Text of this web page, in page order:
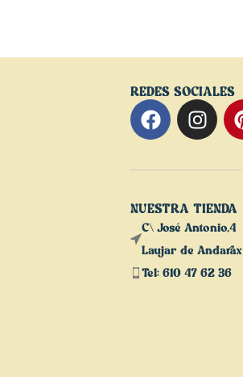
REDES SOCIALES
NUESTRA TIENDA
C\ José Antonio,4
Laujar de Andarax
Tel: 610 47 62 36